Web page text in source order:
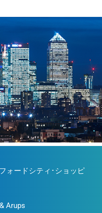
ォードシティ･ショッピ
Arups